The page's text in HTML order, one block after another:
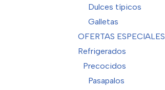
Dulces típicos
Galletas
OFERTAS ESPECIALES
Refrigerados
Precocidos
Pasapalos